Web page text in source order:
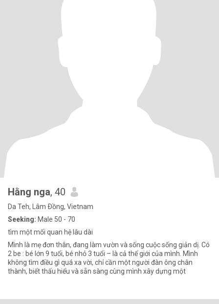
Hằng nga, 40
Da Teh, Lâm Ðồng, Vietnam
Seeking: Male 50 - 70
tìm một mối quan hệ lâu dài
Mình là mẹ đơn thân, đang làm vườn và sống cuộc sống giản dị. Có
2 be : bé lớn 9 tuổi, bé nhỏ 3 tuổi – là cả thế giới của mình. Mình
không tìm điều gì quá xa vời, chỉ cần một người đàn ông chân
thành, biết thấu hiểu và sẵn sàng cùng mình xây dựng một